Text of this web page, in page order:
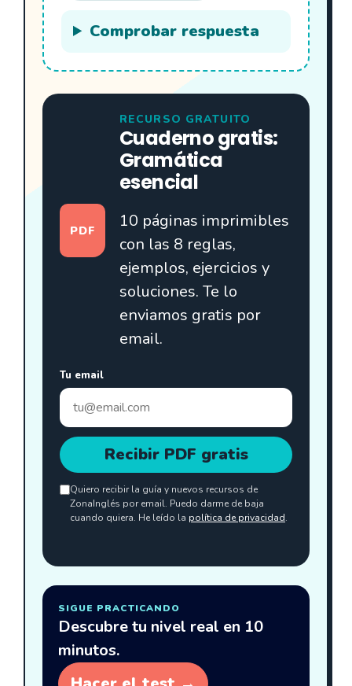
Comprobar respuesta
PDF
RECURSO GRATUITO
Cuaderno gratis:
Gramática
esencial
10 páginas imprimibles
con las 8 reglas,
ejemplos, ejercicios y
soluciones. Te lo
enviamos gratis por
email.
Tu email
Quiero recibir la guía y nuevos recursos de
ZonaInglés por email. Puedo darme de baja
cuando quiera. He leído la política de privacidad.
Recibir PDF gratis
SIGUE PRACTICANDO
Descubre tu nivel real en 10
minutos.